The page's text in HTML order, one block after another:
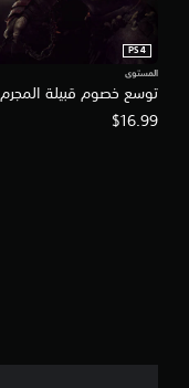
توسع خصوم قبيلة المجرم
PS4
المستوى
$16.99